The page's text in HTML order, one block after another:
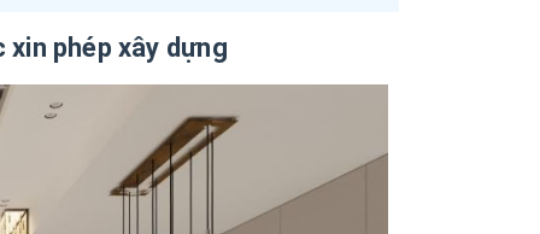
phép xây dựng